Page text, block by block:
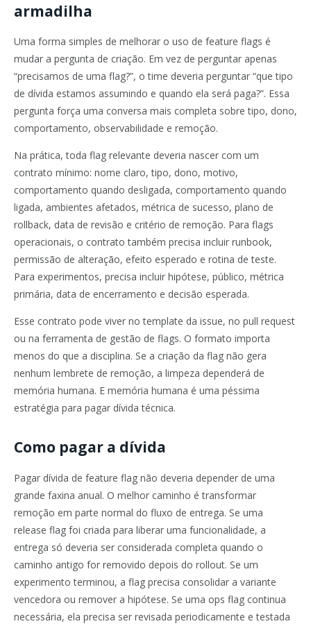
armadilha
Uma forma simples de melhorar o uso de feature flags é
mudar a pergunta de criação. Em vez de perguntar apenas
“precisamos de uma flag?”, o time deveria perguntar “que tipo
de dívida estamos assumindo e quando ela será paga?”. Essa
pergunta força uma conversa mais completa sobre tipo, dono,
comportamento, observabilidade e remoção.
Na prática, toda flag relevante deveria nascer com um
contrato mínimo: nome claro, tipo, dono, motivo,
comportamento quando desligada, comportamento quando
ligada, ambientes afetados, métrica de sucesso, plano de
rollback, data de revisão e critério de remoção. Para flags
operacionais, o contrato também precisa incluir runbook,
permissão de alteração, efeito esperado e rotina de teste.
Para experimentos, precisa incluir hipótese, público, métrica
primária, data de encerramento e decisão esperada.
Esse contrato pode viver no template da issue, no pull request
ou na ferramenta de gestão de flags. O formato importa
menos do que a disciplina. Se a criação da flag não gera
nenhum lembrete de remoção, a limpeza dependerá de
memória humana. E memória humana é uma péssima
estratégia para pagar dívida técnica.
Como pagar a dívida
Pagar dívida de feature flag não deveria depender de uma
grande faxina anual. O melhor caminho é transformar
remoção em parte normal do fluxo de entrega. Se uma
release flag foi criada para liberar uma funcionalidade, a
entrega só deveria ser considerada completa quando o
caminho antigo for removido depois do rollout. Se um
experimento terminou, a flag precisa consolidar a variante
vencedora ou remover a hipótese. Se uma ops flag continua
necessária, ela precisa ser revisada periodicamente e testada